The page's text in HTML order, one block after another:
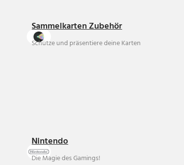
Sammelkarten Zubehör
Schütze und präsentiere deine Karten
Nintendo
Die Magie des Gamings!